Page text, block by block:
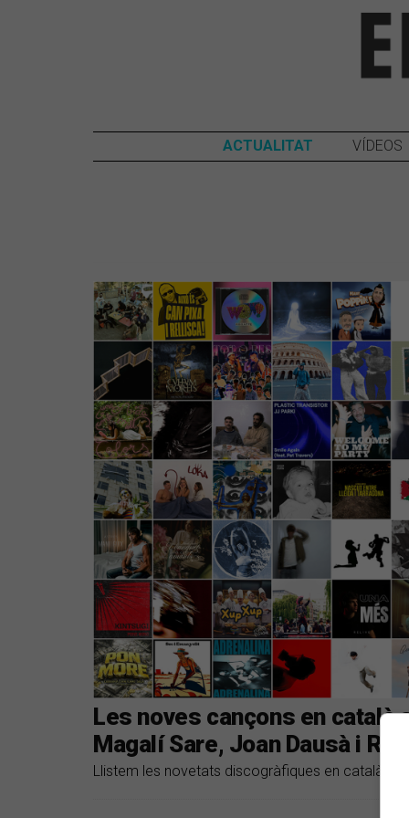
ACTUALITAT VÍDEOS
Les noves cançons en català
Magalí Sare, Joan Dausà i
Llistem les novetats discogràfiques en català de